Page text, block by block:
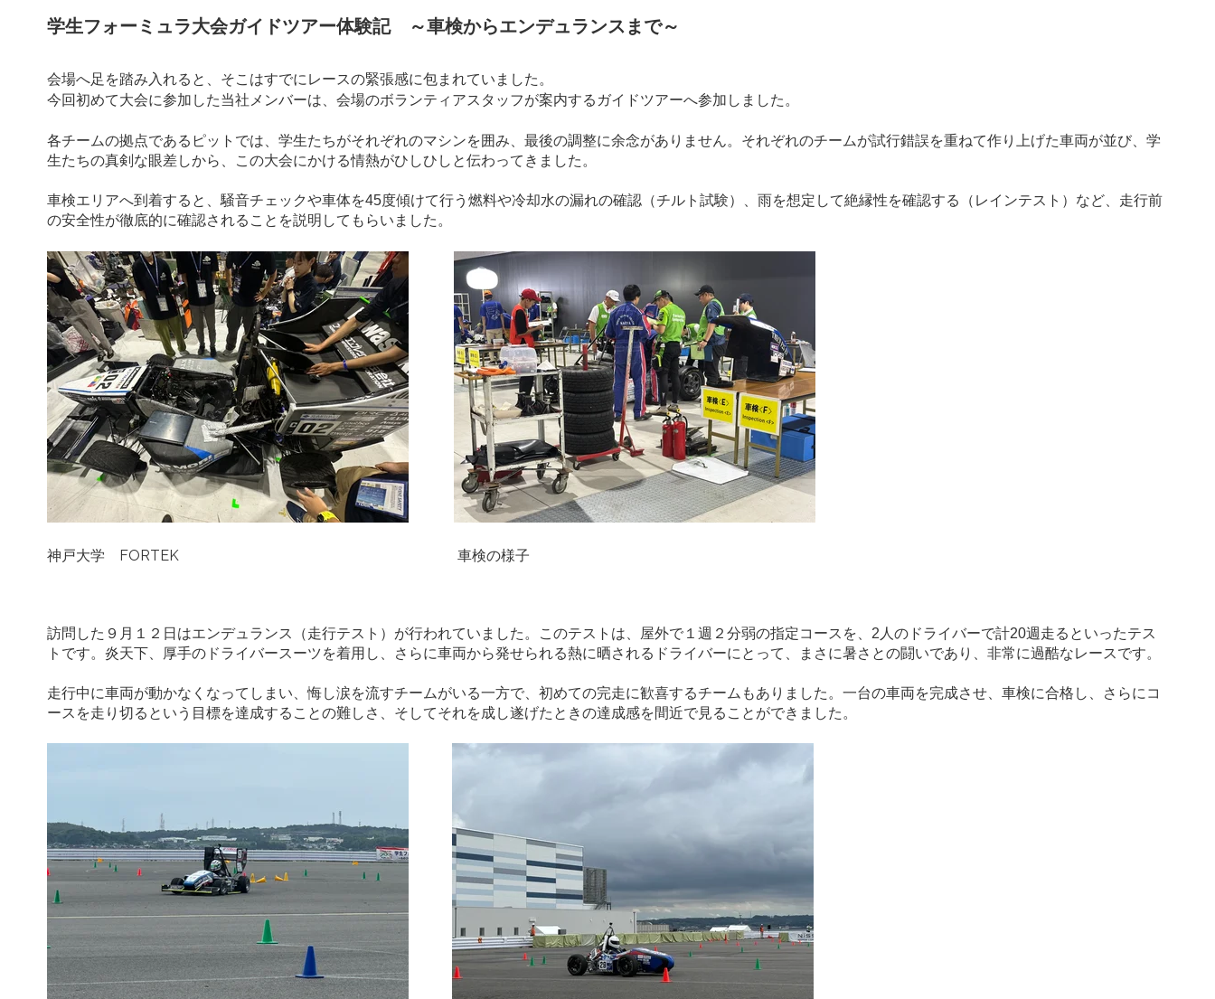
学生フォーミュラ大会ガイドツアー体験記 ～車検からエンデュランスまで～
会場へ足を踏み入れると、そこはすでにレースの緊張感に包まれていました。
今回初めて大会に参加した当社メンバーは、会場のボランティアスタッフが案内するガイドツアーへ参加しました。
各チームの拠点であるピットでは、学生たちがそれぞれのマシンを囲み、最後の調整に余念がありません。それぞれのチームが試行錯誤を重ねて作り上げた車両が並び、学
生たちの真剣な眼差しから、この大会にかける情熱がひしひしと伝わってきました。
車検エリアへ到着すると、騒音チェックや車体を45度傾けて行う燃料や冷却水の漏れの確認（チルト試験）、雨を想定して絶縁性を確認する（レインテスト）など、走行前
の安全性が徹底的に確認されることを説明してもらいました。
神戸大学 FORTEK 車検の様子
訪問した９月１２日はエンデュランス（走行テスト）が行われていました。このテストは、屋外で１週２分弱の指定コースを、2人のドライバーで計20週走るといったテス
トです。炎天下、厚手のドライバースーツを着用し、さらに車両から発せられる熱に晒されるドライバーにとって、まさに暑さとの闘いであり、非常に過酷なレースです。
走行中に車両が動かなくなってしまい、悔し涙を流すチームがいる一方で、初めての完走に歓喜するチームもありました。一台の車両を完成させ、車検に合格し、さらにコ
ースを走り切るという目標を達成することの難しさ、そしてそれを成し遂げたときの達成感を間近で見ることができました。